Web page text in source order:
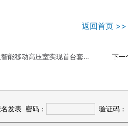
返回首页 >>
移动高压室实现首台套应用 下一
发表 密码： 验证码：